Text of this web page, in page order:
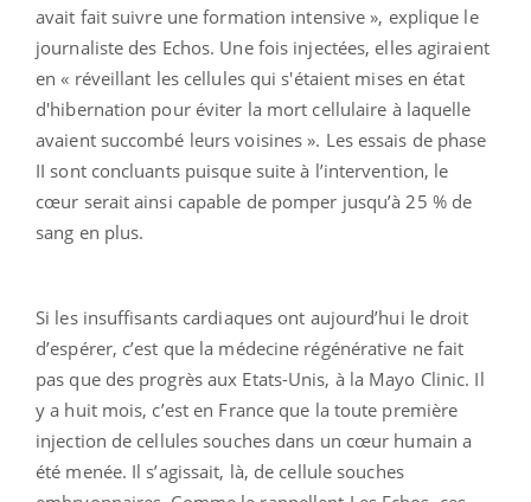
avait fait suivre une formation intensive », explique le
journaliste des Echos. Une fois injectées, elles agiraient
en « réveillant les cellules qui s'étaient mises en état
d'hibernation pour éviter la mort cellulaire à laquelle
avaient succombé leurs voisines ». Les essais de phase
II sont concluants puisque suite à l’intervention, le
cœur serait ainsi capable de pomper jusqu’à 25 % de
sang en plus.
Si les insuffisants cardiaques ont aujourd’hui le droit
d’espérer, c’est que la médecine régénérative ne fait
pas que des progrès aux Etats-Unis, à la Mayo Clinic. Il
y a huit mois, c’est en France que la toute première
injection de cellules souches dans un cœur humain a
été menée. Il s’agissait, là, de cellule souches